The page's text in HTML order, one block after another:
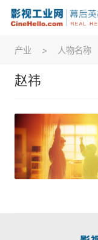
产业 > 人物名称
赵祎